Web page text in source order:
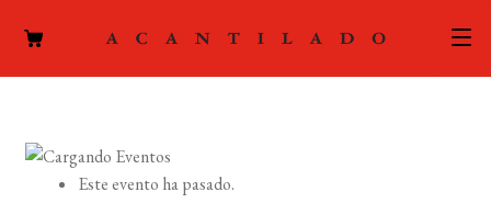
Este evento ha pasado.